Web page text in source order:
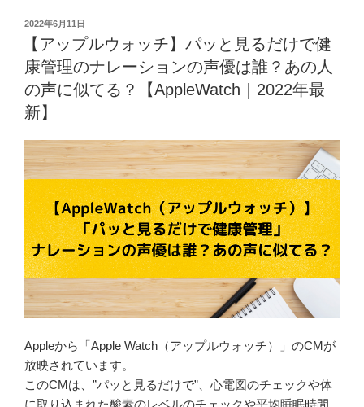
は？
位
と
ビ
リ
は
誰？
【ヒ
ル
ナ
ン
デ
ス
｜
鹿
児
島
vs
青
ア
ッ
プ
ル
ウ
ォ
ッ
チ】
CM
の
洋
楽
風
BGM
曲
は
誰
の
曲？
投
日:
2022年6月11日
【アップルウォッチ】パッと見るだけで健
康管理のナレーションの声優は誰？あの人
の声に似てる？【AppleWatch｜2022年最
新】
Appleから「Apple Watch（アップルウォッチ）」のCMが
放映されています。
このCMは、”パッと見るだけで”、心電図のチェックや体
に取り込まれた酸素のレベルのチェックや平均睡眠時間